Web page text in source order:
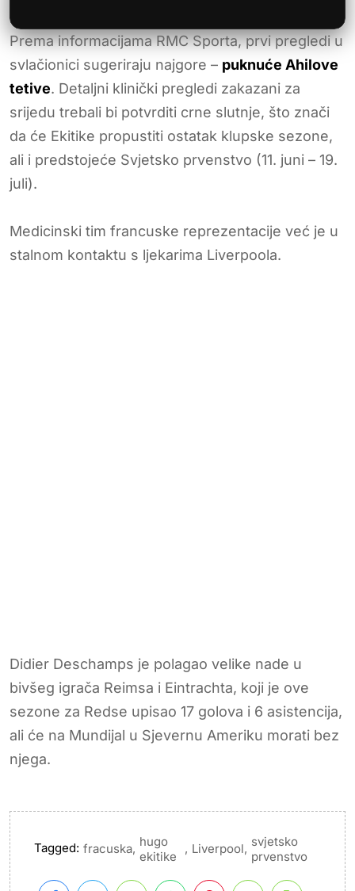
Prema informacijama RMC Sporta, prvi pregledi u
svlačionici sugeriraju najgore – puknuće Ahilove
tetive. Detaljni klinički pregledi zakazani za
srijedu trebali bi potvrditi crne slutnje, što znači
da će Ekitike propustiti ostatak klupske sezone,
ali i predstojeće Svjetsko prvenstvo (11. juni – 19.
juli).
Medicinski tim francuske reprezentacije već je u
stalnom kontaktu s ljekarima Liverpoola.
Didier Deschamps je polagao velike nade u
bivšeg igrača Reimsa i Eintrachta, koji je ove
sezone za Redse upisao 17 golova i 6 asistencija,
ali će na Mundijal u Sjevernu Ameriku morati bez
njega.
Tagged: fracuska, hugo
ekitike
, Liverpool, svjetsko
prvenstvo